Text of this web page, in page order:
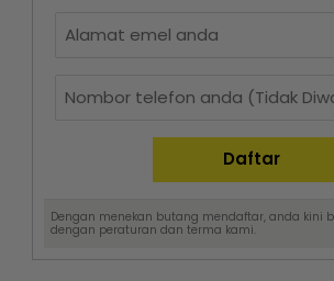
Dengan menekan butang mendaftar, anda kini
dengan peraturan dan terma kami.